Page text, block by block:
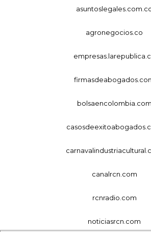
agronegocios.co
bolsaencolombia.com
canalrcn.com
rcnradio.com
noticiasrcn.com